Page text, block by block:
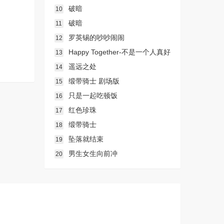
10 破暗
11 破暗
12 罗英锡的吵吵闹闹
13 Happy Together-不是一个人真好
14 遥远之处
15 缎带骑士 剧场版
16 只是一起吃顿饭
17 红色珍珠
18 缎带骑士
19 坠落就结束
20 男生女生向前冲